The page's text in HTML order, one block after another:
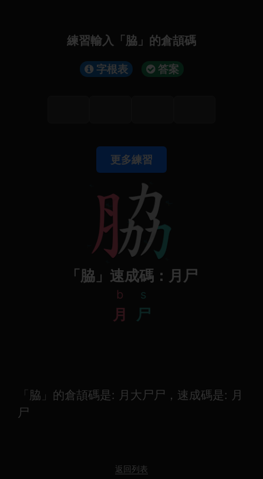
練習輸入「脇」的倉頡碼
字根表 答案
更多練習
「脇」速成碼：月尸
b
月
s
尸
「脇」的倉頡碼是: 月大尸尸，速成碼是: 月
尸
返回列表